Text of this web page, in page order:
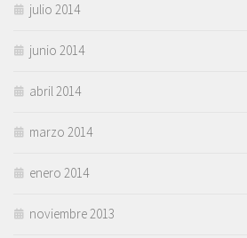
julio 2014
junio 2014
abril 2014
marzo 2014
enero 2014
noviembre 2013